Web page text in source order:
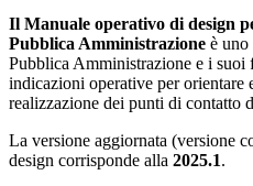
Il Manuale operativo di design
Pubblica Amministrazione è uno
Pubblica Amministrazione e i
indicazioni operative per orientare
realizzazione dei punti di contatto
La versione aggiornata (versione
design corrisponde alla 2025.1.